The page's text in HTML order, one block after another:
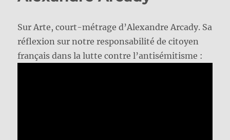
Sur Arte, court-métrage d’Alexandre Arcady. Sa
réflexion sur notre responsabilité de citoyen
français dans la lutte contre l’antisémitisme :